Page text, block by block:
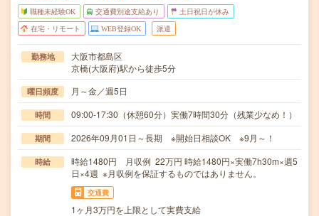
職種未経験OK 交通費別途支給あり 土日祝日が休み
在宅・リモート WEB登録OK 派遣
勤務地
大阪市都島区
京橋(大阪府)駅から徒歩5分
曜日頻度 月～金／週5日
時間 09:00-17:30（休憩60分）実働7時間30分（残業少なめ！）
期間 2026年09月01日～長期 ※開始日相談OK ※9月～！
時給
時給1480円 月収例 22万円 時給1480円×実働7h30m×週5
日×4週 ※月収例を保証するものではありません。
交通費
1ヶ月3万円を上限として実費支給